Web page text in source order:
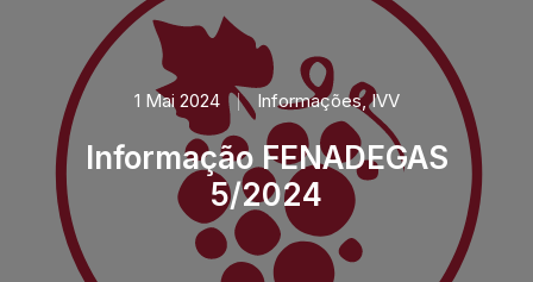
1 Mai 2024 Informações,IVV
Informação FENADEGAS
5/2024